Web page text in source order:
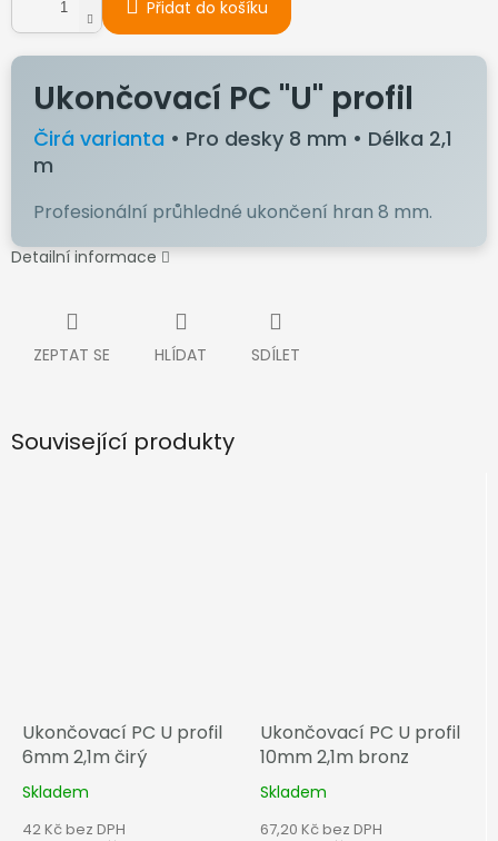
Přidat do košíku
Ukončovací PC "U" profil
Čirá varianta • Pro desky 8 mm • Délka 2,1
m
Profesionální průhledné ukončení hran 8 mm.
Detailní informace
ZEPTAT SE HLÍDAT SDÍLET
Související produkty
Ukončovací PC U profil
6mm 2,1m čirý
Skladem
42 Kč bez DPH
Ukončovací PC U profil
10mm 2,1m bronz
Skladem
67,20 Kč bez DPH